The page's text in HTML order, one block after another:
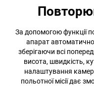
За допомогою функції
апарат
зберігаючи всі
висота, швидкість,
налаштування
польотної місії дає